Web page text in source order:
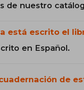
de nuestro
está escrito el
en Español.
de